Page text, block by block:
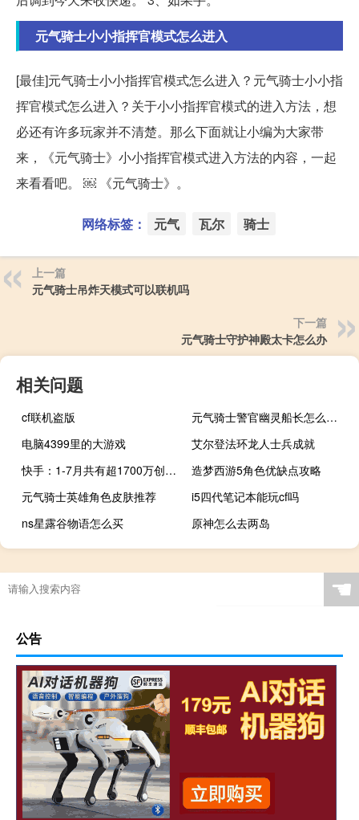
元气骑士小小指挥官模式怎么进入
[最佳]元气骑士小小指挥官模式怎么进入？元气骑士小小指
挥官模式怎么进入？关于小小指挥官模式的进入方法，想
必还有许多玩家并不清楚。那么下面就让小编为大家带
来，《元气骑士》小小指挥官模式进入方法的内容，一起
来看看吧。 ￼ 《元气骑士》。
网络标签： 元气 瓦尔 骑士
上一篇
元气骑士吊炸天模式可以联机吗
下一篇
元气骑士守护神殿太卡怎么办
相关问题
cf联机盗版
元气骑士警官幽灵船长怎么获得
电脑4399里的大游戏
艾尔登法环龙人士兵成就
快手：1-7月共有超1700万创作者发布体育视频点赞量超80亿
造梦西游5角色优缺点攻略
元气骑士英雄角色皮肤推荐
i5四代笔记本能玩cf吗
ns星露谷物语怎么买
原神怎么去两岛
☚
公告